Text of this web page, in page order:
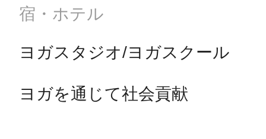
宿・ホテル
ヨガスタジオ/ヨガスクール
ヨガを通じて社会貢献